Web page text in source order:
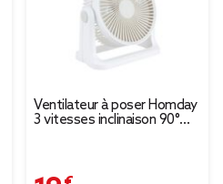
Ventilateur à poser Homday
3 vitesses inclinaison 90°
19,99 €